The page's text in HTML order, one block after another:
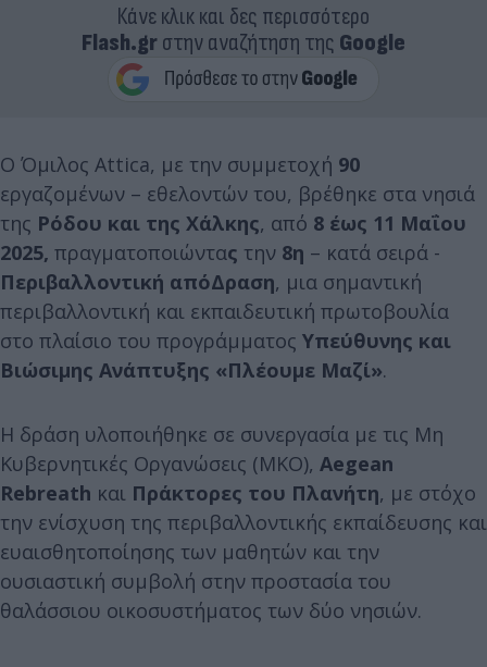
Κάνε κλικ και δες περισσότερο
Flash.grστην αναζήτηση της Google
Ο Όμιλος Attica, με την συμμετοχή 90
εργαζομένων – εθελοντών του, βρέθηκε στα νησιά
της Ρόδου και της Χάλκης, από 8 έως 11 Μαΐου
2025, πραγματοποιώντας την 8η – κατά σειρά -
Περιβαλλοντική απόΔραση, μια σημαντική
περιβαλλοντική και εκπαιδευτική πρωτοβουλία
στο πλαίσιο του προγράμματος Υπεύθυνης και
Βιώσιμης Ανάπτυξης «Πλέουμε Μαζί».
Η δράση υλοποιήθηκε σε συνεργασία με τις Μη
Κυβερνητικές Οργανώσεις (ΜΚΟ), Aegean
Rebreath και Πράκτορες του Πλανήτη, με στόχο
την ενίσχυση της περιβαλλοντικής εκπαίδευσης και
ευαισθητοποίησης των μαθητών και την
ουσιαστική συμβολή στην προστασία του
θαλάσσιου οικοσυστήματος των δύο νησιών.